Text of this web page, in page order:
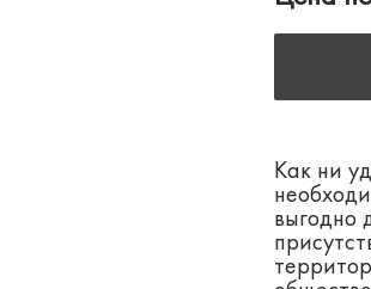
Как ни
выгодно